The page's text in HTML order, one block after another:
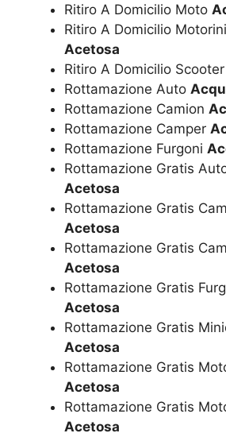
Ritiro A Domicilio Moto
Ritiro A Domicilio Motorini
Acetosa
Ritiro A Domicilio Scooter
Rottamazione Auto
Rottamazione Camion
Rottamazione Camper
Rottamazione Furgoni
Rottamazione Gratis
Acetosa
Rottamazione Gratis
Acetosa
Rottamazione Gratis
Acetosa
Rottamazione Gratis
Acetosa
Rottamazione Gratis
Acetosa
Rottamazione Gratis
Acetosa
Rottamazione Gratis
Acetosa